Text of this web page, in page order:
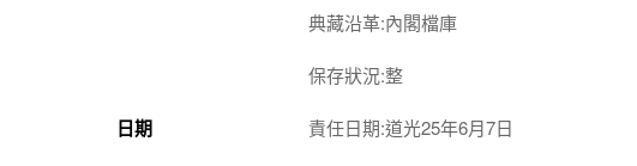
典藏沿革:內閣檔庫
保存狀況:整
日期 責任日期:道光25年6月7日